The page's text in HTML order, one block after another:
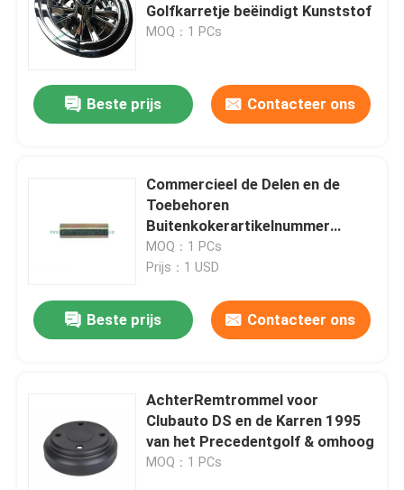
Golfkarretje beëindigt Kunststof
MOQ：1 PCs
Beste prijs Contacteer ons
Commercieel de Delen en de
Toebehoren
Buitenkokerartikelnummer
1016350 van de Golfkar
MOQ：1 PCs
Prijs：1 USD
Beste prijs Contacteer ons
AchterRemtrommel voor
Clubauto DS en de Karren 1995
van het Precedentgolf & omhoog
MOQ：1 PCs